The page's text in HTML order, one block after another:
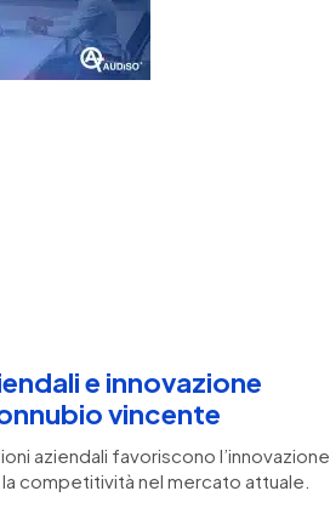
e innovazione
vincente
aziendali favoriscono l’innovazione
competitività nel mercato attuale.